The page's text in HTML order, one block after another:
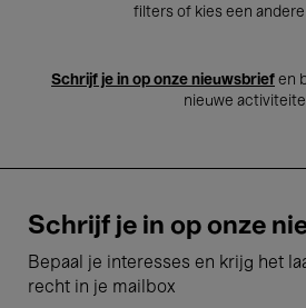
filters of kies een
Schrijf je in op onze nieuwsbrief en
nieuwe
Schrijf je in op onze
Bepaal je interesses en krijg het
recht in je mailbox